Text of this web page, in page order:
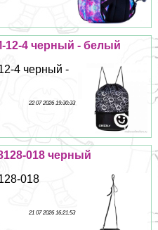
12-4 черный - белый
4 черный -
22 07 2026 19:30:33
018 черный
018
21 07 2026 16:21:53